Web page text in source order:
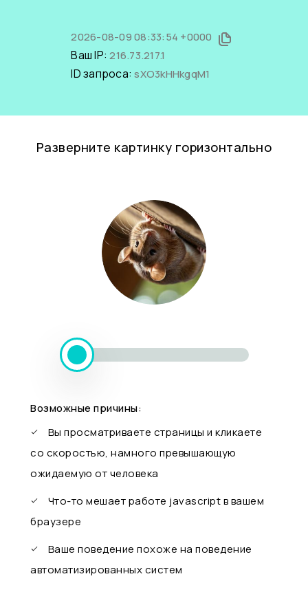
2026-08-09 08:33:54 +0000
Ваш IP:216.73.217.1
ID запроса:sXO3kHHkgqM1
Разверните картинку горизонтально
Возможные причины:
Вы просматриваете страницы и кликаете
со скоростью, намного превышающую
ожидаемую от человека
Что-то мешает работе javascript в вашем
браузере
Ваше поведение похоже на поведение
автоматизированных систем